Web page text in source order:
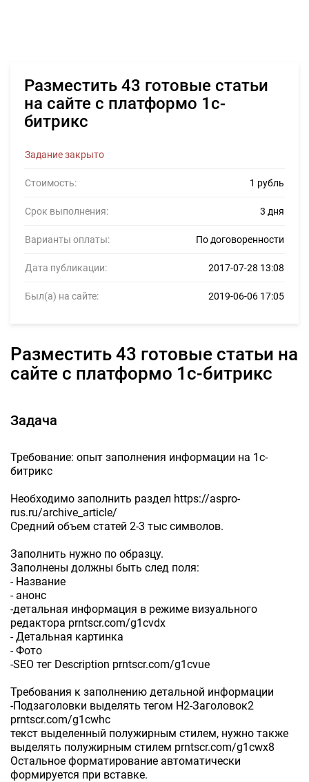
Разместить 43 готовые статьи
на сайте с платформо 1с-
битрикс
Задание закрыто
Стоимость: 1 рубль
Срок выполнения: 3 дня
Варианты оплаты: По договоренности
Дата публикации: 2017-07-28 13:08
Был(а) на сайте: 2019-06-06 17:05
Разместить 43 готовые статьи на
сайте с платформо 1с-битрикс
Задача
Требование: опыт заполнения информации на 1с-
битрикс
Необходимо заполнить раздел https://aspro-
rus.ru/archive_article/
Средний объем статей 2-3 тыс символов.
Заполнить нужно по образцу.
Заполнены должны быть след поля:
- Название
- анонс
-детальная информация в режиме визуального
редактора prntscr.com/g1cvdx
- Детальная картинка
- Фото
-SEO тег Description prntscr.com/g1cvue
Требования к заполнению детальной информации
-Подзаголовки выделять тегом H2-Заголовок2
prntscr.com/g1cwhc
текст выделенный полужирным стилем, нужно также
выделять полужирным стилем prntscr.com/g1cwx8
Остальное форматирование автоматически
формируется при вставке.